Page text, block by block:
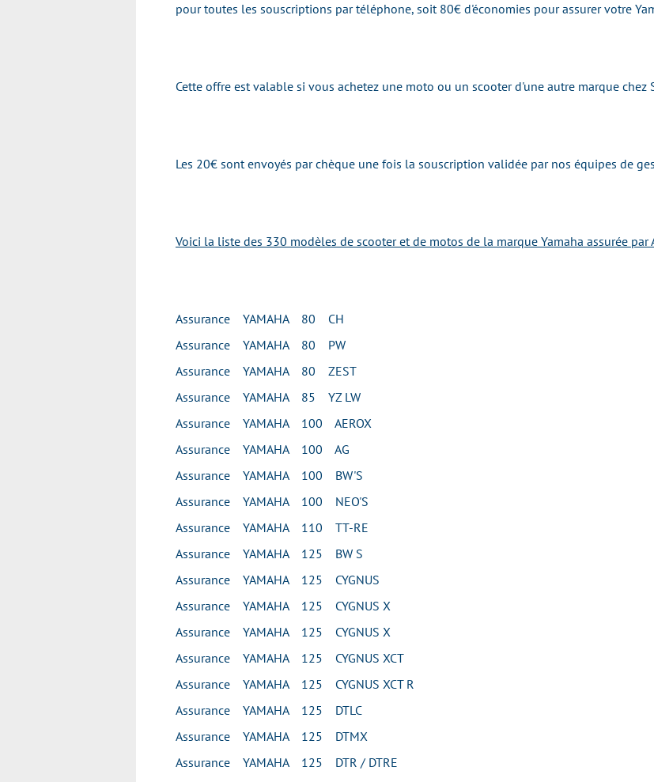
pour toutes les souscriptions par téléphone, soit 80€ d'économies pour assurer votre
Cette offre est valable si vous achetez une moto ou un scooter d'une autre marque chez
Les 20€ sont envoyés par chèque une fois la souscription validée par nos équipes de
Voici la liste des 330 modèles de scooter et de motos de la marque Yamaha assurée par
Assurance YAMAHA 80 CH
Assurance YAMAHA 80 PW
Assurance YAMAHA 80 ZEST
Assurance YAMAHA 85 YZ LW
Assurance YAMAHA 100 AEROX
Assurance YAMAHA 100 AG
Assurance YAMAHA 100 BW'S
Assurance YAMAHA 100 NEO'S
Assurance YAMAHA 110 TT-RE
Assurance YAMAHA 125 BW S
Assurance YAMAHA 125 CYGNUS
Assurance YAMAHA 125 CYGNUS X
Assurance YAMAHA 125 CYGNUS X
Assurance YAMAHA 125 CYGNUS XCT
Assurance YAMAHA 125 CYGNUS XCT R
Assurance YAMAHA 125 DTLC
Assurance YAMAHA 125 DTMX
Assurance YAMAHA 125 DTR / DTRE